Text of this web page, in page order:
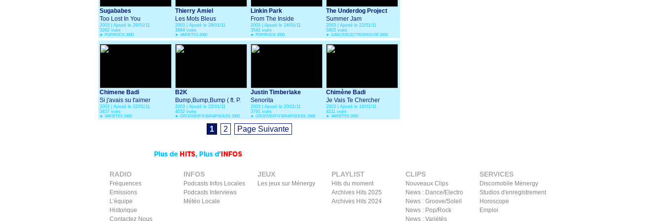
Sugababes
Too Lost In You
2003 | Ajouté le 29/01/11
3262 vues
► POP/ROCK 2000
Thierry Amiel
Les Mots Bleus
2003 | Ajouté le 28/01/11
3684 vues
► VARIETES 2000
Linkin Park
From The Inside
2003 | Ajouté le 24/01/11
3542 vues
► POP/ROCK 2000
The Underdog Project
Summer Jam
2003 | Ajouté le 22/01/11
5803 vues
► DANCE/ELECTRO/HOUSE 2000
Chimene Badi
Si j'avais su t'aimer
2003 | Ajouté le 22/01/11
3437 vues
► VARIETES 2000
B2K
Bump,Bump,Bump ( ft. P.
Diddy )
2003 | Ajouté le 22/01/11
4532 vues
► GROOVE/R'N'B/RAP/SOLEIL 2000
Justin Timberlake
Senorita
2003 | Ajouté le 20/01/11
3791 vues
► GROOVE/R'N'B/RAP/SOLEIL 2000
Chimène Badi
Je Vais Te Chercher
2003 | Ajouté le 16/01/11
4211 vues
► VARIETES 2000
1 2 Page Suivante
RADIO
Fréquences
Emissions
L'équipe
Historique
Contactez Nous
INFOS
Podcasts Infos Locales
Podcasts Interviews
Météo Locale
JEUX
Les jeux sur Ménergy
PLAYLIST
Hits du moment
Archives Hits 2025
Archives Hits 2024
CLIPS
Nouveaux Clips
News : Dance/Electro
News : Groove/Soleil
News : Pop/Rock
News : Variétés
SERVICES
Discomobile Ménergy
Studios d'enregistrement
Horoscope
Emploi